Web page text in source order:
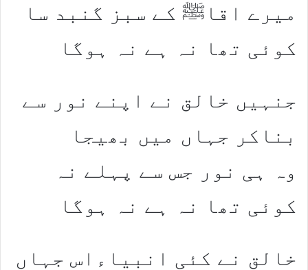
میرے اقاﷺ کے سبز گنبد سا
کوئی تھا نہ ہے نہ ہوگا
جنہیں خالق نے اپنے نور سے
بناکر جہاں میں بھیجا
وہ ہی نور جس سے پہلے نہ
کوئی تھا نہ ہے نہ ہوگا
خالق نے کئی انبیاءاس جہاں